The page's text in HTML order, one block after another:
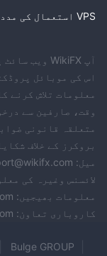
VPS استعمال کی مدد
اس کی موبائل
وقت، صارفین سے
متعلقہ قانونی
بروکرز کے خلاف
میل: cs@wikifx.com، support@wikifx.com
لائسنس وغیرہ کی
معلومات بھیجیں: qa@wikifx.com
کاروباری تعاون: business@wikifx.com
Bulge GROUP